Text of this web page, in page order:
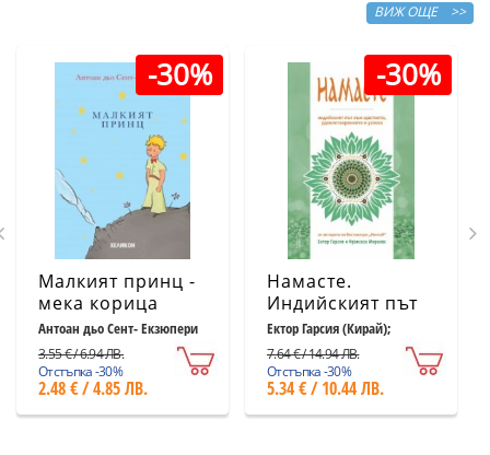
ВИЖ ОЩЕ >>
-30%
Малкият принц -
мека корица
светлосиня
Антоан дьо Сент- Екзюпери
3.55 € / 6.94 ЛВ.
Отстъпка -30%
2.48 € / 4.85 ЛВ.
-30%
Намасте.
Индийският път
към щастието,
удовлетворението
и успеха
Ектор Гарсия (Кирай);
7.64 € / 14.94 ЛВ.
Отстъпка -30%
5.34 € / 10.44 ЛВ.